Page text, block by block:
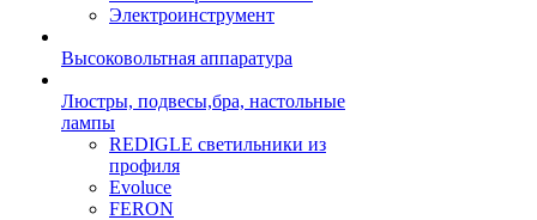
Электроинструмент
Высоковольтная аппаратура
Люстры, подвесы,бра, настольные
лампы
REDIGLE светильники из
профиля
Evoluce
FERON